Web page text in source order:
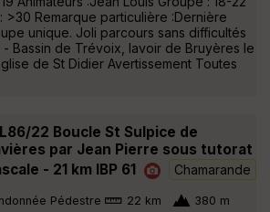
>30 Remarque particulière :Dernière
unique. Joli parcours sans difficultés
Bassin de Trévoix, lavoir de Bruyères le
de St Didier Avertissement Toutes
22 Boucle St Sulpice de
par Jean Pierre sous tutorat
- 21 km IBP 61
Chamarande
Pédestre 22 km 380 m